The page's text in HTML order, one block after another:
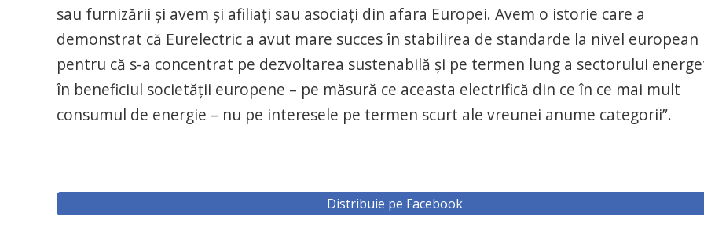
sau furnizării și avem și afiliați sau asociați din afara Europei. Avem o istorie care a
demonstrat că Eurelectric a avut mare succes în stabilirea de standarde la nivel european
pentru că s-a concentrat pe dezvoltarea sustenabilă și pe termen lung a sectorului
în beneficiul societății europene – pe măsură ce aceasta electrifică din ce în ce mai mult
consumul de energie – nu pe interesele pe termen scurt ale vreunei anume categorii”.
Distribuie pe Facebook